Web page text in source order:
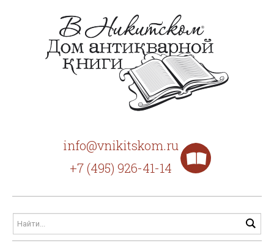
info@vnikitskom.ru
+7 (495) 926-41-14